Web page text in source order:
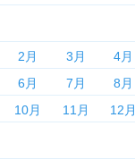
2月 3月
4月
6月 7月
8月
10月 11月 12月